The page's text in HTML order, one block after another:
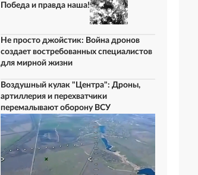
Победа и правда наша!
Не просто джойстик: Война дронов
создает востребованных специалистов
для мирной жизни
Воздушный кулак "Центра": Дроны,
артиллерия и перехватчики
перемалывают оборону ВСУ